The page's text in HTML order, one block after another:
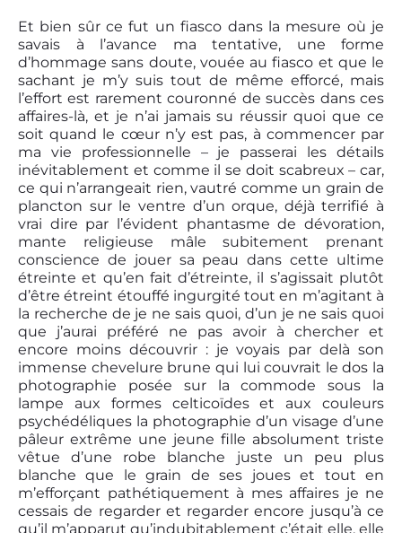
Et bien sûr ce fut un fiasco dans la mesure où je
savais à l’avance ma tentative, une forme
d’hommage sans doute, vouée au fiasco et que le
sachant je m’y suis tout de même efforcé, mais
l’effort est rarement couronné de succès dans ces
affaires-là, et je n’ai jamais su réussir quoi que ce
soit quand le cœur n’y est pas, à commencer par
ma vie professionnelle – je passerai les détails
inévitablement et comme il se doit scabreux – car,
ce qui n’arrangeait rien, vautré comme un grain de
plancton sur le ventre d’un orque, déjà terrifié à
vrai dire par l’évident phantasme de dévoration,
mante religieuse mâle subitement prenant
conscience de jouer sa peau dans cette ultime
étreinte et qu’en fait d’étreinte, il s’agissait plutôt
d’être étreint étouffé ingurgité tout en m’agitant à
la recherche de je ne sais quoi, d’un je ne sais quoi
que j’aurai préféré ne pas avoir à chercher et
encore moins découvrir : je voyais par delà son
immense chevelure brune qui lui couvrait le dos la
photographie posée sur la commode sous la
lampe aux formes celticoïdes et aux couleurs
psychédéliques la photographie d’un visage d’une
pâleur extrême une jeune fille absolument triste
vêtue d’une robe blanche juste un peu plus
blanche que le grain de ses joues et tout en
m’efforçant pathétiquement à mes affaires je ne
cessais de regarder et regarder encore jusqu’à ce
qu’il m’apparut qu’indubitablement c’était elle, elle